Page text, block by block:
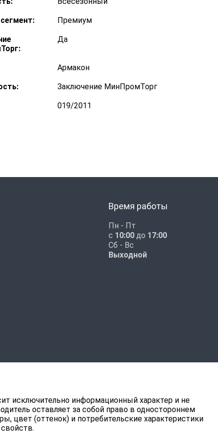
Премиум
Да
Армакон
Заключение МинПромТорг
019/2011
Время работы
Пн - Пт
с 10:00 до 17:00
Сб - Вс
Выходной
исключительно информационный характер и не
оставляет за собой право в одностороннем
цвет (оттенок) и потребительские характеристики